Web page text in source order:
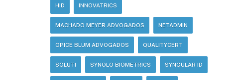
HID INNOVATRICS
MACHADO MEYER ADVOGADOS NETADMIN
OPICE BLUM ADVOGADOS QUALITYCERT
SOLUTI SYNOLO BIOMETRICS SYNGULAR ID